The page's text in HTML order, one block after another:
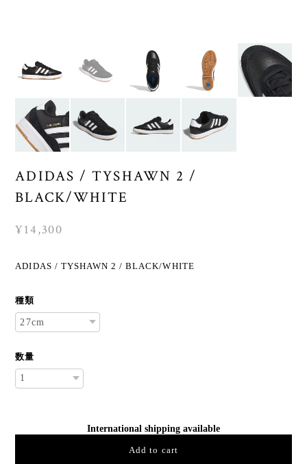
ADIDAS / TYSHAWN 2 /
BLACK/WHITE
¥14,300
ADIDAS / TYSHAWN 2 / BLACK/WHITE
種類
数量
International shipping available
Add to cart